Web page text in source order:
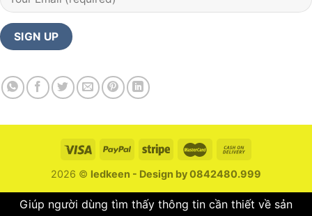
2026 © ledkeen - Design by 0842480.999
Giúp người dùng tìm thấy thông tin cần thiết về sản